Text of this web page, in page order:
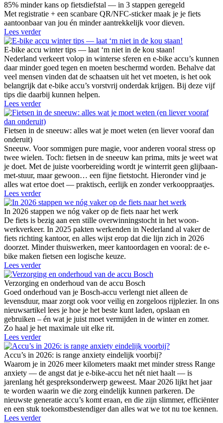
85% minder kans op fietsdiefstal — in 3 stappen geregeld
Met registratie + een scanbare QR/NFC-sticker maak je je fiets
aantoonbaar van jou én minder aantrekkelijk voor dieven.
Lees verder
E-bike accu winter tips — laat ‘m niet in de kou staan!
Nederland verkeert volop in winterse sferen en e-bike accu’s kunnen
daar minder goed tegen en moeten beschermd worden. Behalve dat
veel mensen vinden dat de schaatsen uit het vet moeten, is het ook
belangrijk dat e-bike accu’s vorstvrij onderdak krijgen. Bij deze vijf
tips die daarbij kunnen helpen.
Lees verder
Fietsen in de sneeuw: alles wat je moet weten (en liever vooraf dan
onderuit)
Sneeuw. Voor sommigen pure magie, voor anderen vooral stress op
twee wielen. Toch: fietsen in de sneeuw kan prima, mits je weet wat
je doet. Met de juiste voorbereiding wordt je winterrit geen glijbaan-
met-stuur, maar gewoon… een fijne fietstocht. Hieronder vind je
alles wat ertoe doet — praktisch, eerlijk en zonder verkooppraatjes.
Lees verder
In 2026 stappen we nóg vaker op de fiets naar het werk
De fiets is bezig aan een stille overwinningstocht in het woon-
werkverkeer. In 2025 pakten werkenden in Nederland al vaker de
fiets richting kantoor, en alles wijst erop dat die lijn zich in 2026
doorzet. Minder thuiswerken, meer kantoordagen en vooral: de e-
bike maken fietsen een logische keuze.
Lees verder
Verzorging en onderhoud van de accu Bosch
Goed onderhoud van je Bosch-accu verlengt niet alleen de
levensduur, maar zorgt ook voor veilig en zorgeloos rijplezier. In ons
nieuwsartikel lees je hoe je het beste kunt laden, opslaan en
gebruiken – én wat je juist moet vermijden in de winter en zomer.
Zo haal je het maximale uit elke rit.
Lees verder
Accu’s in 2026: is range anxiety eindelijk voorbij?
Waarom je in 2026 meer kilometers maakt met minder stress Range
anxiety — de angst dat je e-bike-accu het nét niet haalt — is
jarenlang hét gespreksonderwerp geweest. Maar 2026 lijkt het jaar
te worden waarin we die zorg eindelijk kunnen parkeren. De
nieuwste generatie accu’s komt eraan, en die zijn slimmer, efficiënter
en een stuk toekomstbestendiger dan alles wat we tot nu toe kennen.
Lees verder